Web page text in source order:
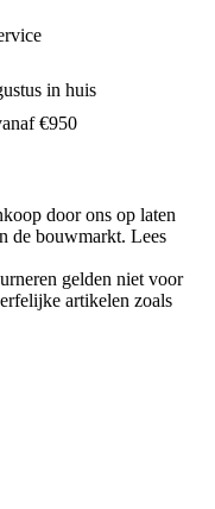
in huis
€950
door ons op laten
de bouwmarkt. Lees
gelden niet voor
artikelen zoals